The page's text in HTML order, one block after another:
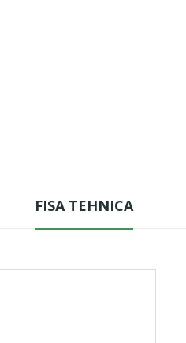
FISA TEHNICA